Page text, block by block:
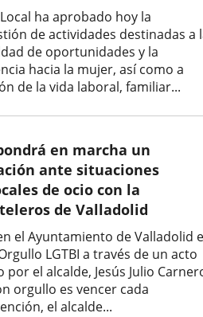
ha aprobado hoy la
de actividades destinadas a
de oportunidades y la
hacia la mujer, así como a
de la vida laboral, familiar...
en marcha un
ante situaciones
de ocio con la
de Valladolid
el Ayuntamiento de Valladolid
LGTBI a través de un acto
el alcalde, Jesús Julio
orgullo es vencer cada
el alcalde...